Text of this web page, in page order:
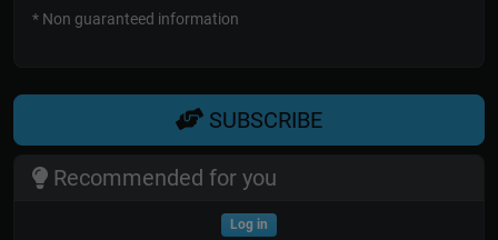
* Non guaranteed information
SUBSCRIBE
Recommended for you
Log in